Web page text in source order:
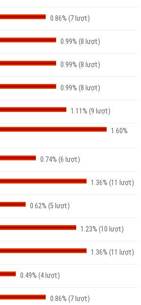
0.86% (7 lượt)
0.99% (8 lượt)
0.99% (8 lượt)
0.99% (8 lượt)
1.11% (9 lượt)
1.60%
0.74% (6 lượt)
1.36% (11 lượt)
0.62% (5 lượt)
1.23% (10 lượt)
1.36% (11 lượt)
0.49% (4 lượt)
0.86% (7 lượt)